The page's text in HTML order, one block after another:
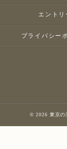
エントリ
プライバシー
© 2026 東京の